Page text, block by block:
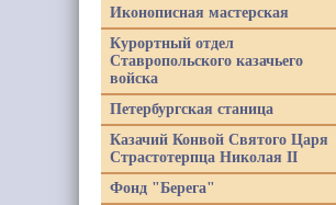
Иконописная мастерская
Курортный отдел
Ставропольского казачьего
войска
Петербургская станица
Казачий Конвой Святого Царя
Страстотерпца Николая II
Фонд "Берега"